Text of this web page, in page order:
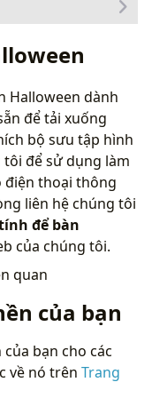
Halloween dành
để tải xuống
bộ sưu tập hình
tôi để sử dụng làm
điện thoại thông
liên hệ chúng tôi
để bàn
của chúng tôi.
quan
của bạn
bạn cho các
về nó trên Trang